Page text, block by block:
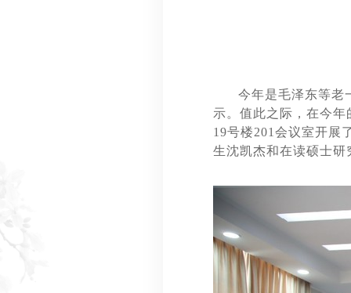
今年是毛泽东等老
示。值此之际，在今
19号楼201 会议室开展
生沈凯杰和在读硕士